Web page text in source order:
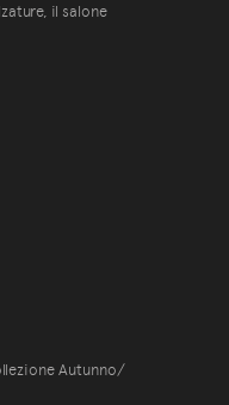
il salone
Autunno/